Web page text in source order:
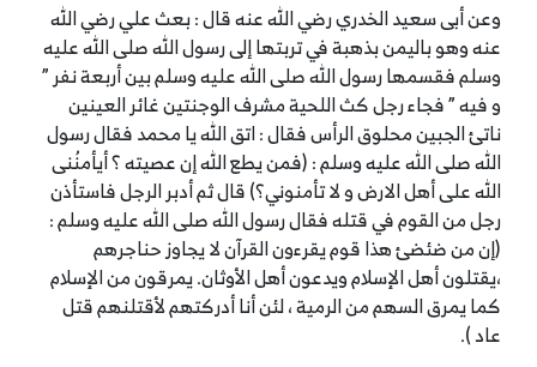
وعن أبى سعيد الخدري رضي الله عنه قال : بعث علي رضي الله
عنه وهو باليمن بذهبة في تربتها إلى رسول الله صلى الله عليه
وسلم فقسمها رسول الله صلى الله عليه وسلم بين أربعة نفر ”
و فيه ” فجاء رجل كث اللحية مشرف الوجنتين غائر العينين
ناتئ الجبين محلوق الرأس فقال : اتق الله يا محمد فقال رسول
الله صلى الله عليه وسلم : (فمن يطع الله إن عصيته ؟ أيأمنُنى
الله على أهل الارض و لا تأمنوني؟) قال ثم أدبر الرجل فاستأذن
رجل من القوم في قتله فقال رسول الله صلى الله عليه وسلم :
(إن من ضئضئ هذا قوم يقرءون القرآن لا يجاوز حناجرهم
،يقتلون أهل الإسلام ويدعون أهل الأوثان. يمرقون من الإسلام
كما يمرق السهم من الرمية ، لئن أنا أدركتهم لأقتلنهم قتل
عاد ).